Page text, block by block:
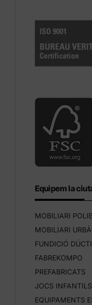
Equipem la
MOBILIARI
MOBILIARI URBÀ
FUNDICIÓ
FABREKOMPO
PREFABRICATS
JOCS INFANTILS
EQUIPAMENTS